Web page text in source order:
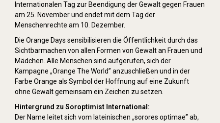
Internationalen Tag zur Beendigung der Gewalt gegen Frauen
am 25. November und endet mit dem Tag der
Menschenrechte am 10. Dezember.
Die Orange Days sensibilisieren die Öffentlichkeit durch das
Sichtbarmachen von allen Formen von Gewalt an Frauen und
Mädchen. Alle Menschen sind aufgerufen, sich der
Kampagne „Orange The World” anzuschließen und in der
Farbe Orange als Symbol der Hoffnung auf eine Zukunft
ohne Gewalt gemeinsam ein Zeichen zu setzen.
Hintergrund zu Soroptimist International:
Der Name leitet sich vom lateinischen „sorores optimae” ab,